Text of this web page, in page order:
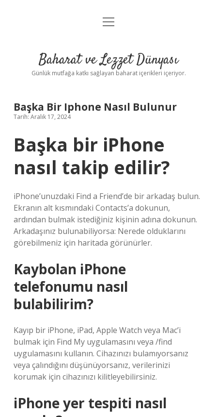
Anasayfa
Yasal Uyarı
menüyü
Baharat ve Lezzet Dünyası
Günlük mutfağa katkı sağlayan baharat içerikleri içeriyor.
Başka Bir Iphone Nasıl Bulunur
Tarih: Aralık 17, 2024
Başka bir iPhone
nasıl takip edilir?
iPhone’unuzdaki Find a Friend’de bir arkadaş bulun.
Ekranın alt kısmındaki Contacts’a dokunun,
ardından bulmak istediğiniz kişinin adına dokunun.
Arkadaşınız bulunabiliyorsa: Nerede olduklarını
görebilmeniz için haritada görünürler.
Kaybolan iPhone
telefonumu nasıl
bulabilirim?
Kayıp bir iPhone, iPad, Apple Watch veya Mac’i
bulmak için Find My uygulamasını veya /find
uygulamasını kullanın. Cihazınızı bulamıyorsanız
veya çalındığını düşünüyorsanız, verilerinizi
korumak için cihazınızı kilitleyebilirsiniz.
iPhone yer tespiti nasıl